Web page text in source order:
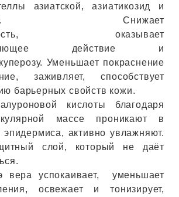
азиатской, азиатикозид и
Снижает
оказывает
действие и
Уменьшает покраснение
заживляет, способствует
барьерных свойств кожи.
кислоты благодаря
массе проникают в
эпидермиса, активно увлажняют.
слой, который не даёт
вера успокаивает, уменьшает
освежает и тонизирует,